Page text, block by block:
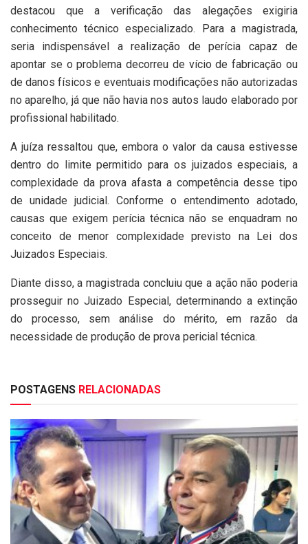
destacou que a verificação das alegações exigiria
conhecimento técnico especializado. Para a magistrada,
seria indispensável a realização de perícia capaz de
apontar se o problema decorreu de vício de fabricação ou
de danos físicos e eventuais modificações não autorizadas
no aparelho, já que não havia nos autos laudo elaborado por
profissional habilitado.
A juíza ressaltou que, embora o valor da causa estivesse
dentro do limite permitido para os juizados especiais, a
complexidade da prova afasta a competência desse tipo
de unidade judicial. Conforme o entendimento adotado,
causas que exigem perícia técnica não se enquadram no
conceito de menor complexidade previsto na Lei dos
Juizados Especiais.
Diante disso, a magistrada concluiu que a ação não poderia
prosseguir no Juizado Especial, determinando a extinção
do processo, sem análise do mérito, em razão da
necessidade de produção de prova pericial técnica.
POSTAGENS RELACIONADAS